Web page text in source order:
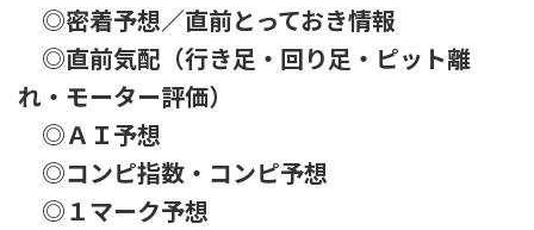
◎密着予想／直前とっておき情報
◎直前気配（行き足・回り足・ピット離
れ・モーター評価）
◎ＡＩ予想
◎コンピ指数・コンピ予想
◎１マーク予想